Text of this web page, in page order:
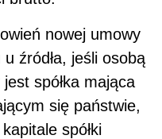
nowej umowy
źródła, jeśli osobą
spółka mająca
się państwie,
spółki